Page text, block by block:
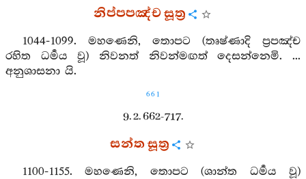
නිප්පපඤ්ච සූත්‍ර
1044-1099. මහණෙනි, තොපට (තෘෂ්ණාදි ප්‍රපඤ්ච
රහිත ධර්‍මය වූ) නිවනත් නිවන්මඟත් දෙසන්නෙමි. ...
අනුශාසනා යි.
661
9. 2. 662-717.
සන්ත සූත්‍ර
1100-1155. මහණෙනි, තොපට (ශාන්ත ධර්‍මය වූ)